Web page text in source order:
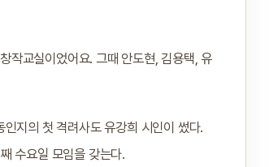
작교실이었어요. 그때 안도현, 김용택, 유
지의 첫 격려사도 유강희 시인이 썼다.
수요일 모임을 갖는다.